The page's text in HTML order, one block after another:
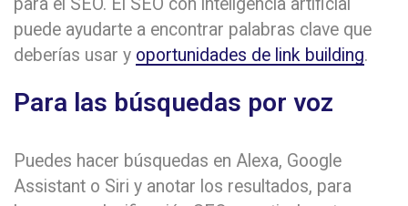
para el SEO. El SEO con inteligencia artificial
puede ayudarte a encontrar palabras clave que
deberías usar y oportunidades de link building.
Para las búsquedas por voz
Puedes hacer búsquedas en Alexa, Google
Assistant o Siri y anotar los resultados, para